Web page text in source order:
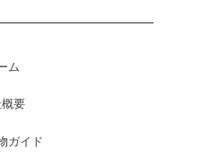
ム
要
ガイド